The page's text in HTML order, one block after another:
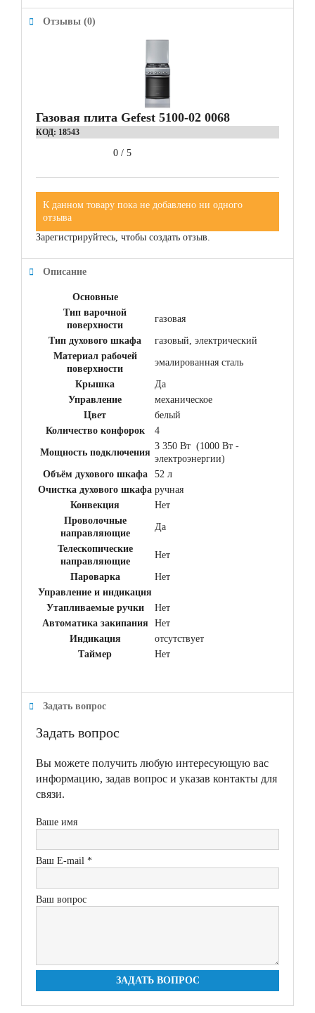
Отзывы (0)
Газовая плита Gefest 5100-02 0068
КОД: 18543
0 / 5
К данном товару пока не добавлено ни одного
отзыва
Зарегистрируйтесь, чтобы создать отзыв.
Описание
Основные
Тип варочной
поверхности
газовая
Тип духового шкафа
газовый, электрический
Материал рабочей
поверхности
эмалированная сталь
Крышка
Да
Управление
механическое
Цвет
белый
Количество конфорок
4
Мощность подключения
3 350 Вт (1000 Вт -
электроэнергии)
Объём духового шкафа
52 л
Очистка духового шкафа ручная
Конвекция
Нет
Проволочные
направляющие
Да
Телескопические
направляющие
Нет
Пароварка
Нет
Управление и индикация
Утапливаемые ручки
Нет
Автоматика закипания
Нет
Индикация
отсутствует
Таймер
Нет
Задать вопрос
Задать вопрос
Вы можете получить любую интересующую вас
информацию, задав вопрос и указав контакты для
связи.
Ваше имя
Ваш E-mail *
Ваш вопрос
ЗАДАТЬ ВОПРОС